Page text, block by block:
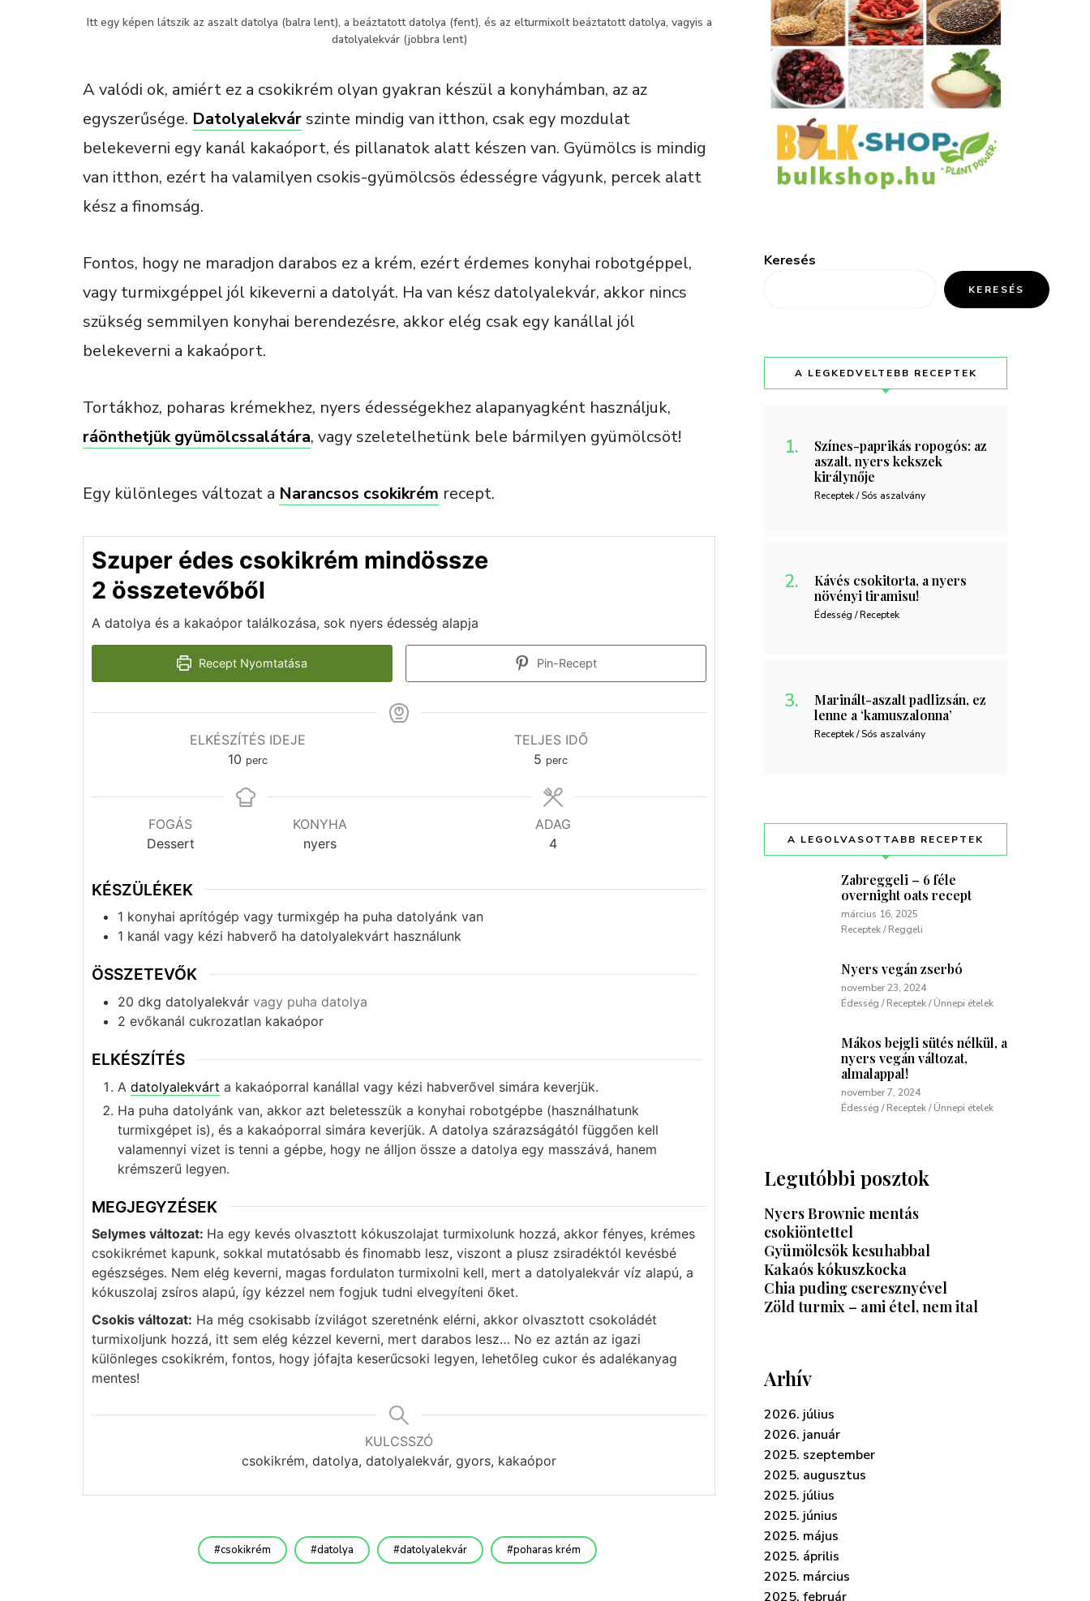
Itt egy képen látszik az aszalt datolya (balra lent), a beáztatott datolya (fent), és az elturmixolt beáztatott datolya, vagyis a
datolyalekvár (jobbra lent)
A valódi ok, amiért ez a csokikrém olyan gyakran készül a konyhámban, az az
egyszerűsége. Datolyalekvárszinte mindig van itthon, csak egy mozdulat
belekeverni egy kanál kakaóport, és pillanatok alatt készen van. Gyümölcs is mindig
van itthon, ezért ha valamilyen csokis-gyümölcsös édességre vágyunk, percek alatt
kész a finomság.
Fontos, hogy ne maradjon darabos ez a krém, ezért érdemes konyhai robotgéppel,
vagy turmixgéppel jól kikeverni a datolyát. Ha van kész datolyalekvár, akkor nincs
szükség semmilyen konyhai berendezésre, akkor elég csak egy kanállal jól
belekeverni a kakaóport.
Tortákhoz, poharas krémekhez, nyers édességekhez alapanyagként használjuk,
ráönthetjük gyümölcssalátára, vagy szeletelhetünk bele bármilyen gyümölcsöt!
Egy különleges változat a Narancsos csokikrém recept.
Szuper édes csokikrém mindössze
2 összetevőből
A datolya és a kakaópor találkozása, sok nyers édesség alapja
Recept Nyomtatása Pin-Recept
ELKÉSZÍTÉS IDEJE
10 perc
TELJES IDŐ
5 perc
FOGÁS
Dessert
KONYHA
nyers
ADAG
4
KÉSZÜLÉKEK
1 konyhai aprítógép vagy turmixgép ha puha datolyánk van
1 kanál vagy kézi habverő ha datolyalekvárt használunk
ÖSSZETEVŐK
20 dkg datolyalekvár vagy puha datolya
2 evőkanál cukrozatlan kakaópor
ELKÉSZÍTÉS
A datolyalekvárt a kakaóporral kanállal vagy kézi habverővel simára keverjük.
Ha puha datolyánk van, akkor azt beletesszük a konyhai robotgépbe (használhatunk
turmixgépet is), és a kakaóporral simára keverjük. A datolya szárazságától függően kell
valamennyi vizet is tenni a gépbe, hogy ne álljon össze a datolya egy masszává, hanem
krémszerű legyen.
MEGJEGYZÉSEK
Selymes változat: Ha egy kevés olvasztott kókuszolajat turmixolunk hozzá, akkor fényes, krémes
csokikrémet kapunk, sokkal mutatósabb és finomabb lesz, viszont a plusz zsiradéktól kevésbé
egészséges. Nem elég keverni, magas fordulaton turmixolni kell, mert a datolyalekvár víz alapú, a
kókuszolaj zsíros alapú, így kézzel nem fogjuk tudni elvegyíteni őket.
Csokis változat: Ha még csokisabb ízvilágot szeretnénk elérni, akkor olvasztott csokoládét
turmixoljunk hozzá, itt sem elég kézzel keverni, mert darabos lesz… No ez aztán az igazi
különleges csokikrém, fontos, hogy jófajta keserűcsoki legyen, lehetőleg cukor és adalékanyag
mentes!
KULCSSZÓ
csokikrém, datolya, datolyalekvár, gyors, kakaópor
csokikrém datolya datolyalekvár poharas krém
Keresés
KERESÉS
A LEGKEDVELTEBB RECEPTEK
Színes-paprikás ropogós: az
aszalt, nyers kekszek
királynője
Receptek / Sós aszalvány
Kávés csokitorta, a nyers
növényi tiramisu!
Édesség / Receptek
Marinált-aszalt padlizsán, ez
lenne a ‘kamuszalonna’
Receptek / Sós aszalvány
A LEGOLVASOTTABB RECEPTEK
Zabreggeli – 6 féle
overnight oats recept
március 16, 2025
Receptek / Reggeli
Nyers vegán zserbó
november 23, 2024
Édesség / Receptek / Ünnepi ételek
Mákos bejgli sütés nélkül, a
nyers vegán változat,
almalappal!
november 7, 2024
Édesség / Receptek / Ünnepi ételek
Legutóbbi posztok
Nyers Brownie mentás
csokiöntettel
Gyümölcsök kesuhabbal
Kakaós kókuszkocka
Chia puding cseresznyével
Zöld turmix – ami étel, nem ital
Arhív
2026. július
2026. január
2025. szeptember
2025. augusztus
2025. július
2025. június
2025. május
2025. április
2025. március
2025. február